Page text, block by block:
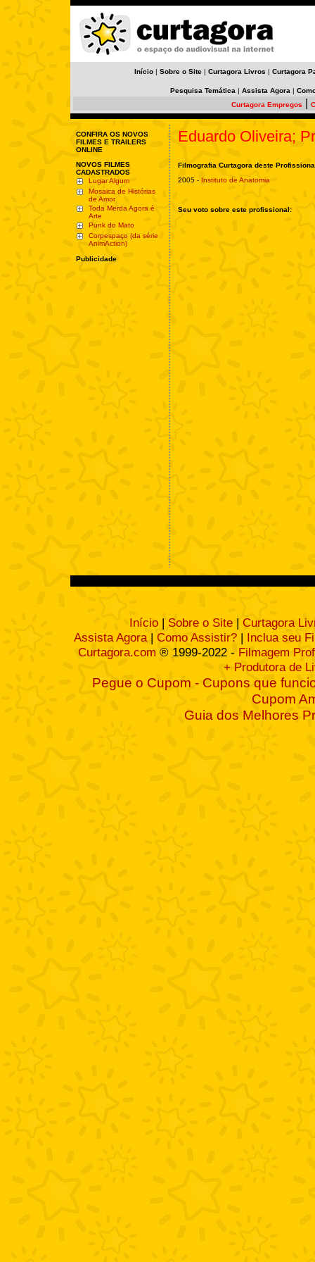
Início | Sobre o Site | Curtagora Livros | Curtagora
Pesquisa Temática | Assista Agora |
Curtagora Empregos
CONFIRA OS NOVOS
FILMES E TRAILERS
ONLINE
NOVOS FILMES
CADASTRADOS
Lugar Algum
Mosaica de Histórias
de Amor
Toda Merda Agora é
Arte
Punk do Mato
Corpespaço (da série
AnimAction)
Publicidade
Eduardo Oliveira;
Filmografia Curtagora deste
2005 - Instituto de Anatomia
Seu voto sobre este profissional:
Início | Sobre o Site | Curtagora
Assista Agora| Como Assistir? | Inclua seu
Curtagora.com ® 1999-2022 - Filmagem
+ Produtora de
Pegue o Cupom - Cupons que
Cupom
Guia dos Melhores